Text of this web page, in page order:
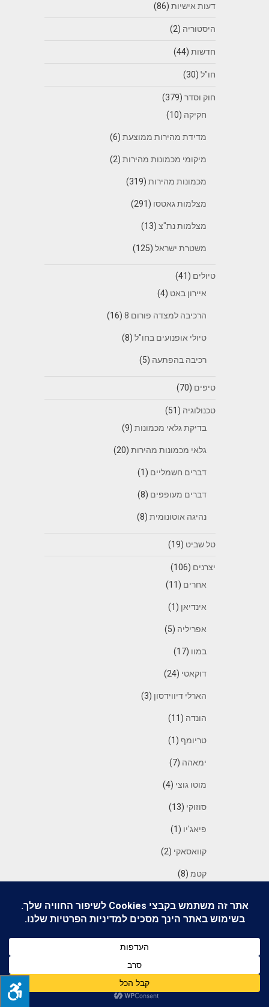
דעות אישיות(86)
היסטוריה (2)
חדשות(44)
חו"ל(30)
חוק וסדר(379)
חקיקה (10)
מדידת מהירות ממוצעת(6)
מיקומי מכמונות מהירות(2)
מכמונות מהירות(319)
מצלמות גאטסו (291)
מצלמות נת"צ(13)
משטרת ישראל(125)
טיולים (41)
איירון באט (4)
הרכיבה למצדה פורום 8 (16)
טיולי אופנועים בחו"ל(8)
רכיבה בהפתעה (5)
טיפים (70)
טכנולוגיה (51)
בדיקת גלאי מכמונות(9)
גלאי מכמונות מהירות(20)
דברים חשמליים (1)
דברים מעופפים (8)
נהיגה אוטונומית(8)
טל שביט (19)
יצרנים (106)
אחרים (11)
אינדיאן (1)
אפריליה (5)
במוו (17)
דוקאטי (24)
הארלי דיווידסון (3)
הונדה (11)
טריומף (1)
ימאהה (7)
מוטו גוצי (4)
סוזוקי (13)
פיאג'יו (1)
קוואסאקי (2)
קטמ(8)
כבישים(26)
מה שרואים על הכביש(9)
דברים מטופשים(16)